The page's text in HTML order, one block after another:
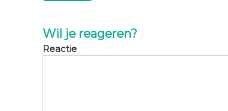
Wil je reageren?
Reactie